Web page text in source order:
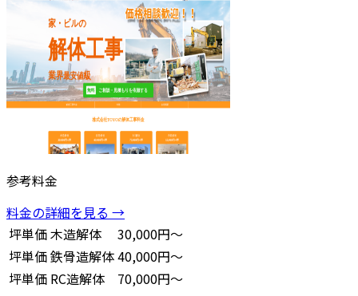
参考料金
料金の詳細を見る →
坪単価木造解体
30,000円～
坪単価鉄骨造解体40,000円～
坪単価 RC造解体 70,000円～